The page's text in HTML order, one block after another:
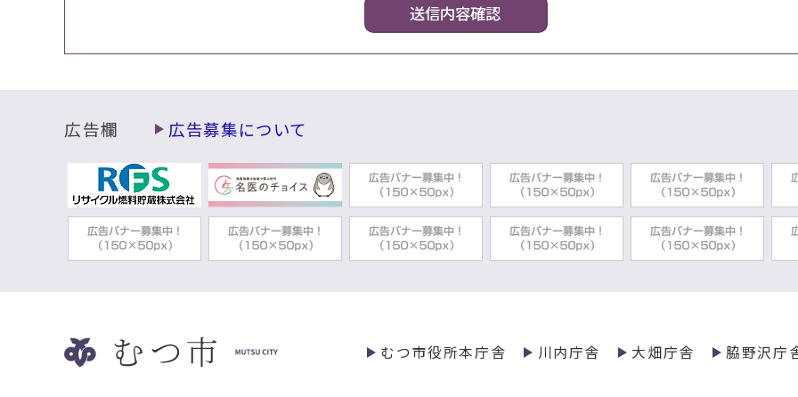
広告欄 広告募集について
むつ市役所本庁舎 川内庁舎 大畑庁舎 脇野沢庁